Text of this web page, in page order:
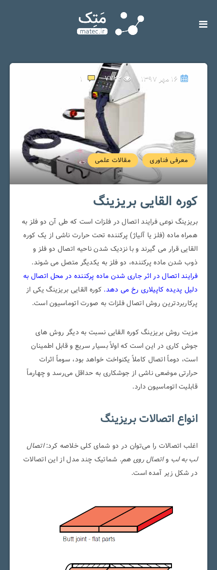
۱۶ مهر ۱۳۹۷ 1 7722
معرفی فناوری مقالات علمی
کوره القایی بریزینگ
بریزینگ نوعی فرایند اتصال در فلزات است که طی آن دو فلز به
همراه ماده (فلز یا آلیاژ) پرکننده تحت حرارت ناشی از یک کوره
القایی قرار می گیرند و با نزدیک شدن ناحیه اتصال دو فلز و
ذوب شدن ماده پرکننده، دو فلز به یکدیگر متصل می شوند.
فرایند اتصال در اثر جاری شدن ماده پرکننده در محل اتصال به
دلیل پدیده کاپیلاری رخ می دهد. کوره القایی بریزینگ یکی از
پرکاربردترین روش اتصال فلزات به صورت اتوماسیون است.
مزیت روش بریزینگ کوره القایی نسبت به دیگر روش های
جوش کاری در این است که اولاً بسیار سریع و قابل اطمینان
است، دوماً اتصال کاملاً یکنواخت خواهد بود، سوماً اثرات
حرارتی موضعی ناشی از جوشکاری به حداقل می‌رسد و چهارماً
قابلیت اتوماسیون دارد.
انواع اتصالات بریزینگ
اغلب اتصالات را می‌توان در دو شمای کلی خلاصه کرد:اتصال
لب به لب واتصال روی هم. شماتیک چند مدل از این اتصالات
در شکل زیر آمده است.